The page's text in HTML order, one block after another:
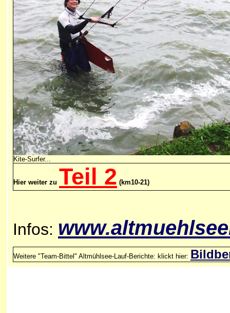
Kite-Surfer...
Hier weiter zu Teil 2 (km10-21)
Infos: www.
Weitere "Team-Bittel" Altmühlsee-Lauf-Berichte: klickt hier: